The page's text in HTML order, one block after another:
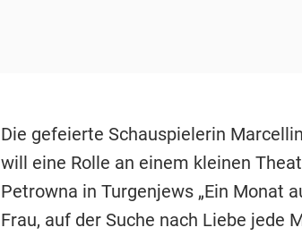
Die gefeierte Schauspielerin
will eine Rolle an einem kleinen
Petrowna in Turgenjews „Ein Monat
Frau, auf der Suche nach Liebe jede